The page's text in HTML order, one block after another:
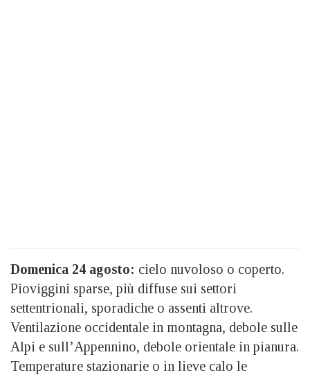
Domenica 24 agosto: cielo nuvoloso o coperto.
Pioviggini sparse, più diffuse sui settori
settentrionali, sporadiche o assenti altrove.
Ventilazione occidentale in montagna, debole sulle
Alpi e sull’Appennino, debole orientale in pianura.
Temperature stazionarie o in lieve calo le